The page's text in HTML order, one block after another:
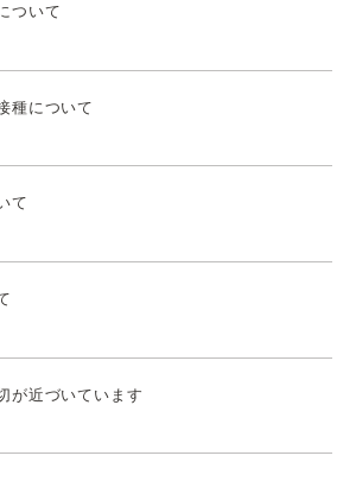
ついて
種について
て
が近づいています